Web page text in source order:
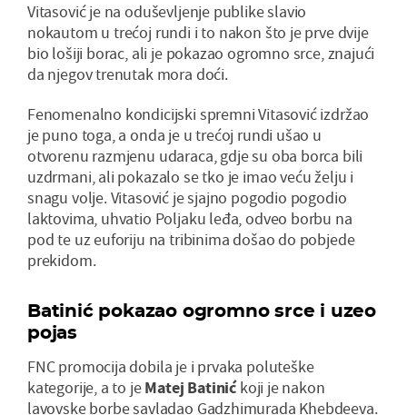
Vitasović je na oduševljenje publike slavio
nokautom u trećoj rundi i to nakon što je prve dvije
bio lošiji borac, ali je pokazao ogromno srce, znajući
da njegov trenutak mora doći.
Fenomenalno kondicijski spremni Vitasović izdržao
je puno toga, a onda je u trećoj rundi ušao u
otvorenu razmjenu udaraca, gdje su oba borca bili
uzdrmani, ali pokazalo se tko je imao veću želju i
snagu volje. Vitasović je sjajno pogodio pogodio
laktovima, uhvatio Poljaku leđa, odveo borbu na
pod te uz euforiju na tribinima došao do pobjede
prekidom.
Batinić pokazao ogromno srce i uzeo
pojas
FNC promocija dobila je i prvaka poluteške
kategorije, a to jeMatej Batinićkoji je nakon
lavovske borbe savladao Gadzhimurada Khebdeeva.